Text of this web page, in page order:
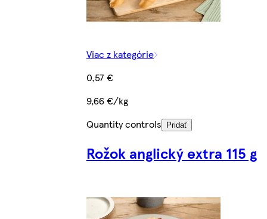
Viac z kategórie
0,57 €
9,66 €/kg
Quantity controls
Pridať
Rožok anglický extra 115 g